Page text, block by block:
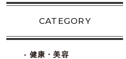
CATEGORY
- 健康・美容